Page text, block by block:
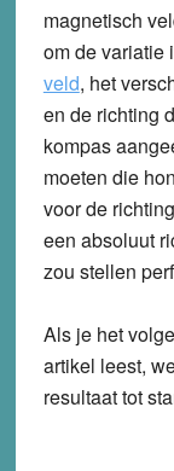
magnetisch
om de variatie
veld, het
en de richting
kompas
moeten die
voor de
een absoluut
zou stellen
Als je het
artikel leest,
resultaat tot